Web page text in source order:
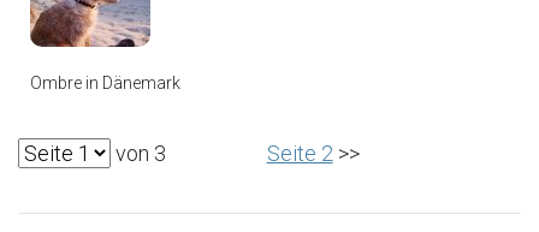
Ombre in Dänemark
von 3 Seite 2 >>